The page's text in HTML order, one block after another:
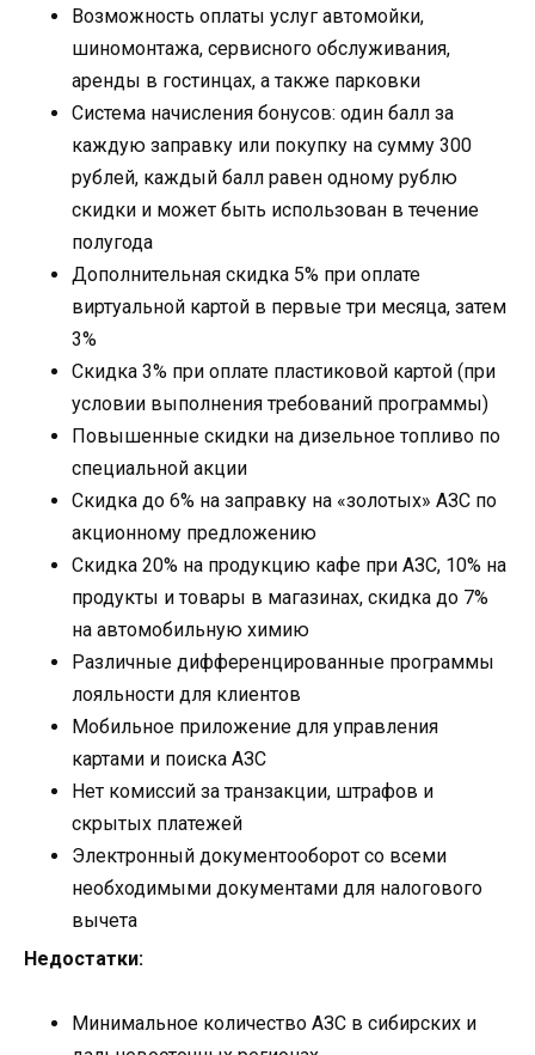
Возможность оплаты услуг автомойки,
шиномонтажа, сервисного обслуживания,
аренды в гостинцах, а также парковки
Система начисления бонусов: один балл за
каждую заправку или покупку на сумму 300
рублей, каждый балл равен одному рублю
скидки и может быть использован в течение
полугода
Дополнительная скидка 5% при оплате
виртуальной картой в первые три месяца, затем
3%
Скидка 3% при оплате пластиковой картой (при
условии выполнения требований программы)
Повышенные скидки на дизельное топливо по
специальной акции
Скидка до 6% на заправку на «золотых» АЗС по
акционному предложению
Скидка 20% на продукцию кафе при АЗС, 10% на
продукты и товары в магазинах, скидка до 7%
на автомобильную химию
Различные дифференцированные программы
лояльности для клиентов
Мобильное приложение для управления
картами и поиска АЗС
Нет комиссий за транзакции, штрафов и
скрытых платежей
Электронный документооборот со всеми
необходимыми документами для налогового
вычета
Недостатки:
Минимальное количество АЗС в сибирских и